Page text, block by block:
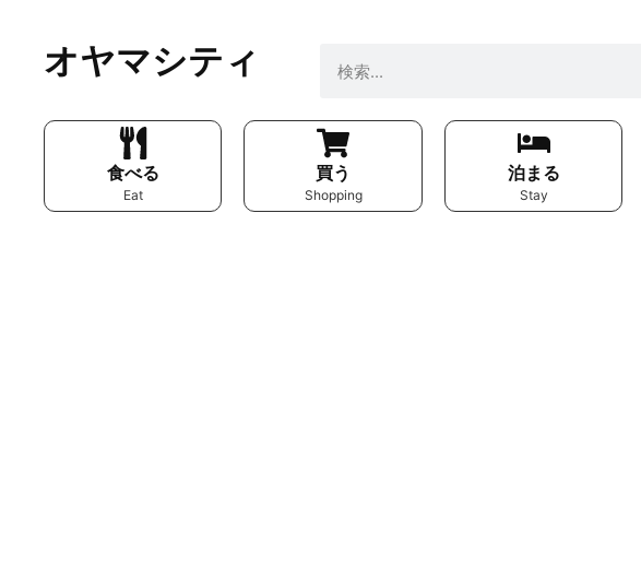
オヤマシティ
食べる
Eat
買う
Shopping
泊まる
Stay